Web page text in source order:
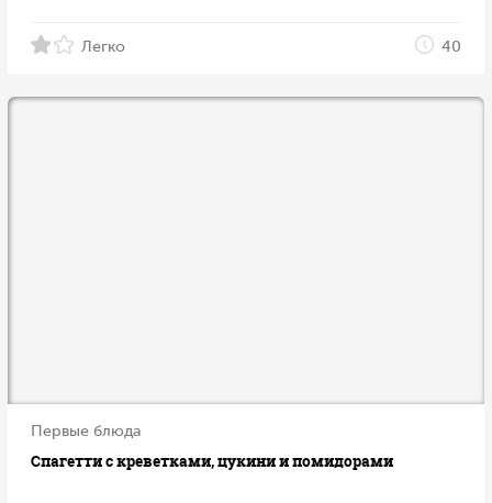
Легко 40
Первые блюда
Спагетти с креветками, цукини и помидорами